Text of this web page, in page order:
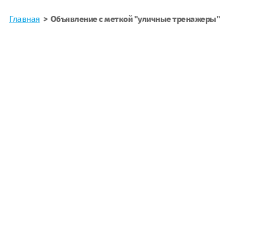
Главная Объявление с меткой "уличные тренажеры"